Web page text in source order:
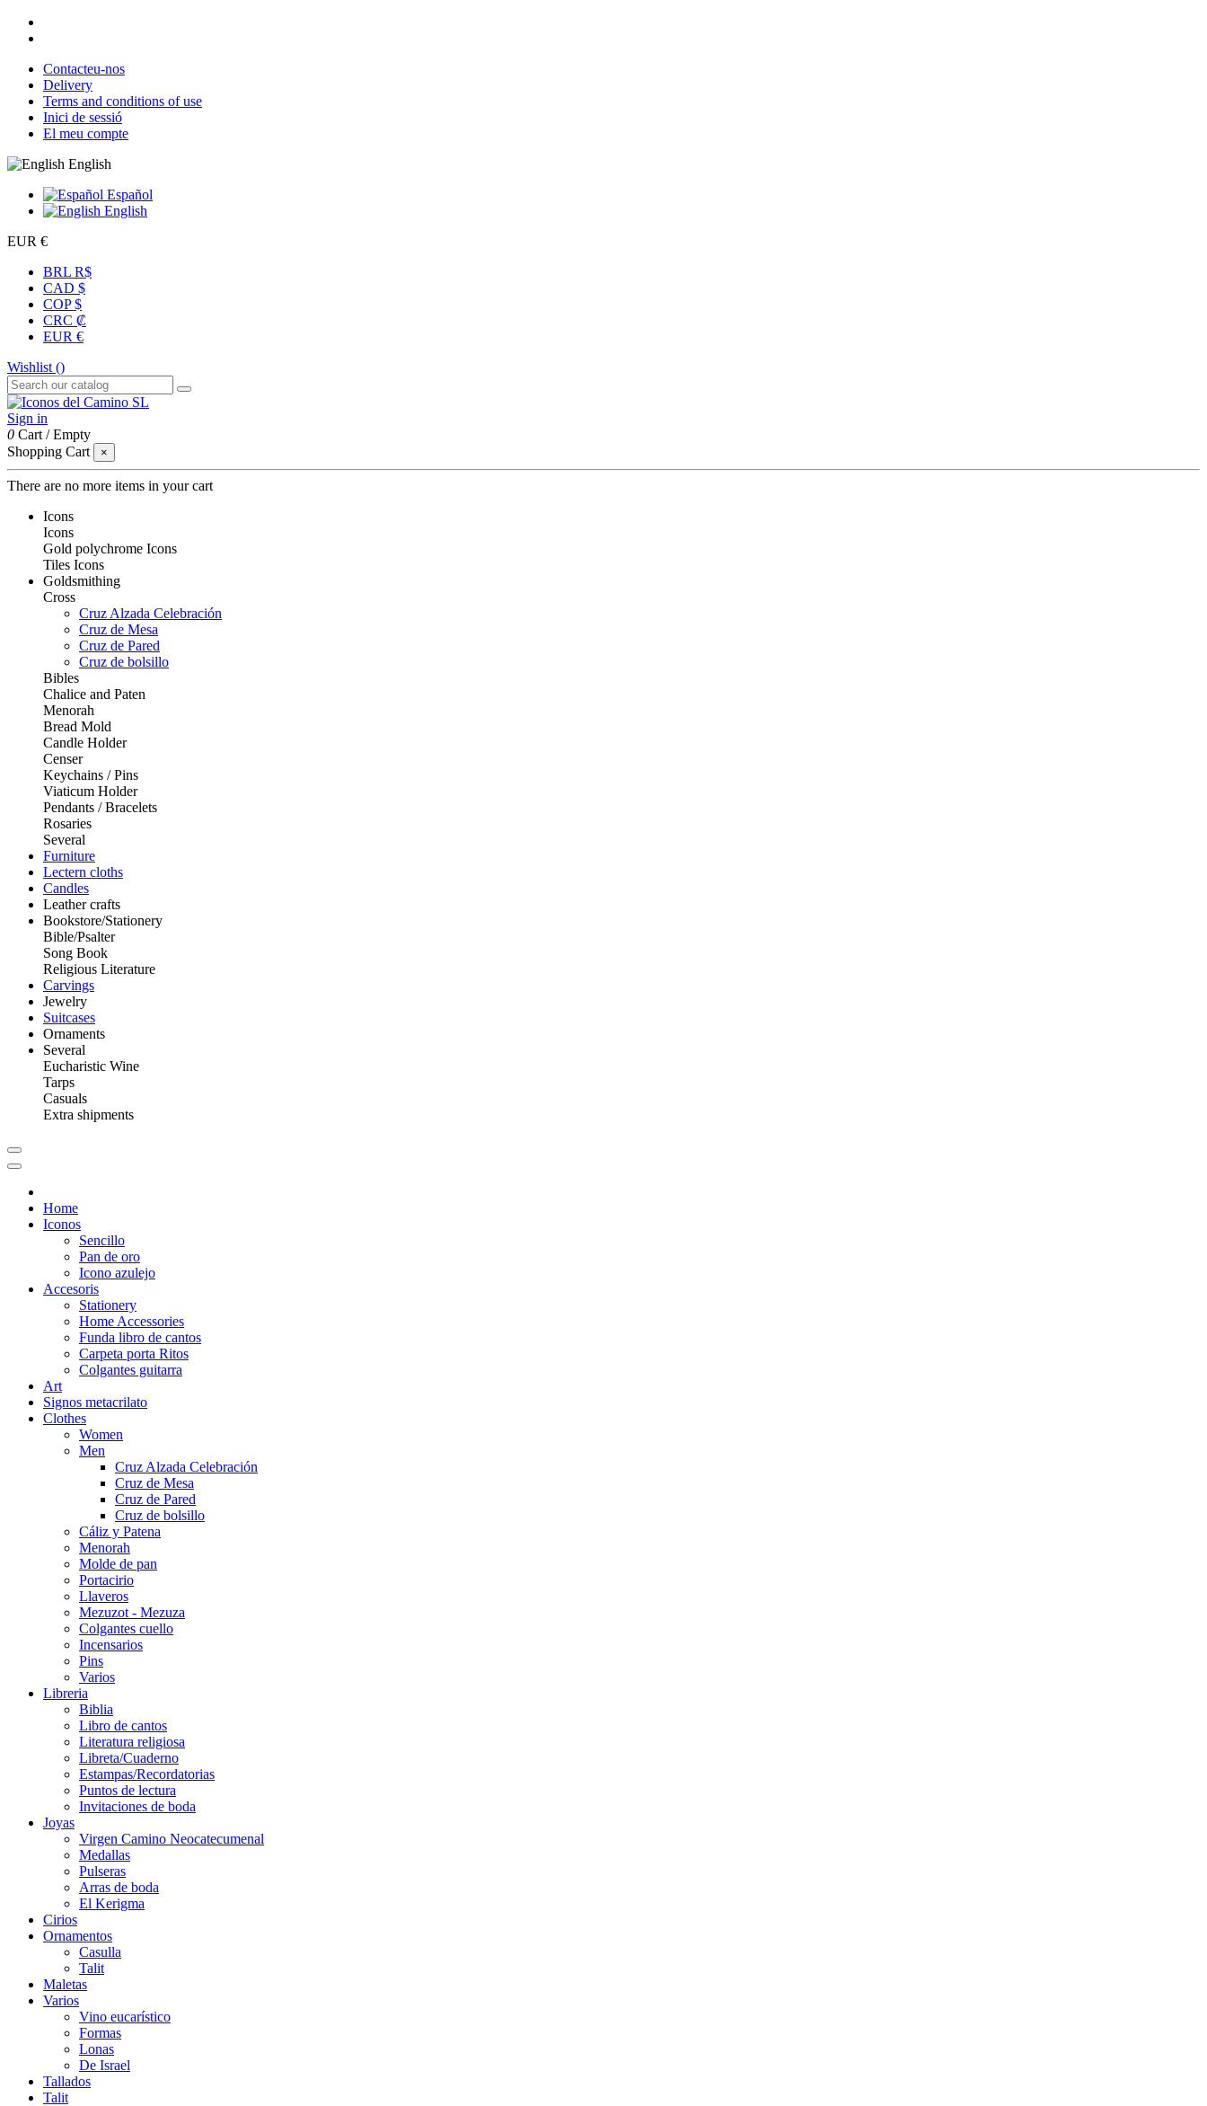
Contacteu-nos
Delivery
Terms and conditions of use
Inici de sessió
El meu compte
English
Español
English
EUR €
BRL R$
CAD $
COP $
CRC ₡
EUR €
Wishlist ()
Sign in
0 Cart /Empty
Shopping Cart
×
There are no more items in your cart
Icons
Icons
Gold polychrome Icons
Tiles Icons
Goldsmithing
Cross
Cruz Alzada Celebración
Cruz de Mesa
Cruz de Pared
Cruz de bolsillo
Bibles
Chalice and Paten
Menorah
Bread Mold
Candle Holder
Censer
Keychains / Pins
Viaticum Holder
Pendants / Bracelets
Rosaries
Several
Furniture
Lectern cloths
Candles
Leather crafts
Bookstore/Stationery
Bible/Psalter
Song Book
Religious Literature
Carvings
Jewelry
Suitcases
Ornaments
Several
Eucharistic Wine
Tarps
Casuals
Extra shipments
Home
Iconos
Sencillo
Pan de oro
Icono azulejo
Accesoris
Stationery
Home Accessories
Funda libro de cantos
Carpeta porta Ritos
Colgantes guitarra
Art
Signos metacrilato
Clothes
Women
Men
Cruz Alzada Celebración
Cruz de Mesa
Cruz de Pared
Cruz de bolsillo
Cáliz y Patena
Menorah
Molde de pan
Portacirio
Llaveros
Mezuzot - Mezuza
Colgantes cuello
Incensarios
Pins
Varios
Libreria
Biblia
Libro de cantos
Literatura religiosa
Libreta/Cuaderno
Estampas/Recordatorias
Puntos de lectura
Invitaciones de boda
Joyas
Virgen Camino Neocatecumenal
Medallas
Pulseras
Arras de boda
El Kerigma
Cirios
Ornamentos
Casulla
Talit
Maletas
Varios
Vino eucarístico
Formas
Lonas
De Israel
Tallados
Talit